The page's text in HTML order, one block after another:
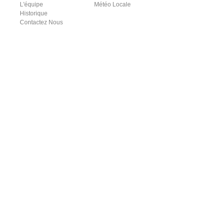
L'équipe
Historique
Contactez Nous
Météo Locale